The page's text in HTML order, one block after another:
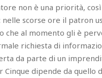
non è una priorità,
scorse ore il patron
che al momento gli è
richiesta di
da parte di un
Cinque dipende da quello